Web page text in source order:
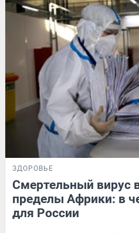
ЗДОРОВЬЕ
Смертельный вирус
пределы Африки: в
для России